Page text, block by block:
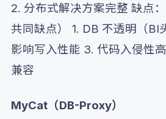
2. 分布式解决方案完整 缺点
共同缺点） 1. DB 不透明（BI
影响写入性能 3. 代码入侵性
兼容
MyCat（DB-Proxy）